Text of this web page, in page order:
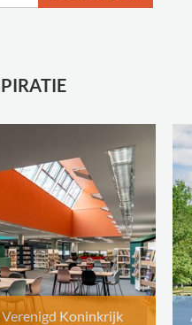
Koninkrijk